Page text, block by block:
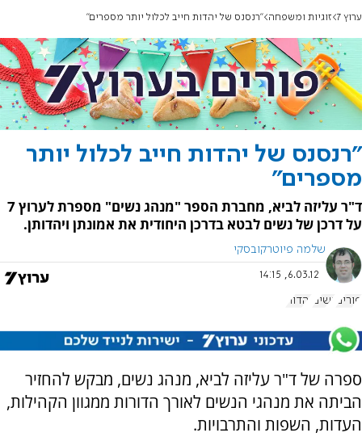
ערוץ 7 זוגיות ומשפחה "רנסנס של יהדות חייב לכלול יותר מספרים"
"רנסנס של יהדות חייב לכלול יותר
מספרים"
ד"ר עליזה לביא, מחברת הספר "מנהג נשים" מספרת לערוץ 7
על דרכן של נשים לבטא בדרכן היחודית את אמונתן ויהדותן.
שלמה פיוטרקובסקי
6.03.12, 14:15
פורים נשים יהדות
ספרה של ד"ר עליזה לביא, מנהג נשים, מבקש להחזיר
הביתה את מנהגי הנשים לאורך הדורות ממגוון הקהילות,
העדות, השפות והתרבויות.